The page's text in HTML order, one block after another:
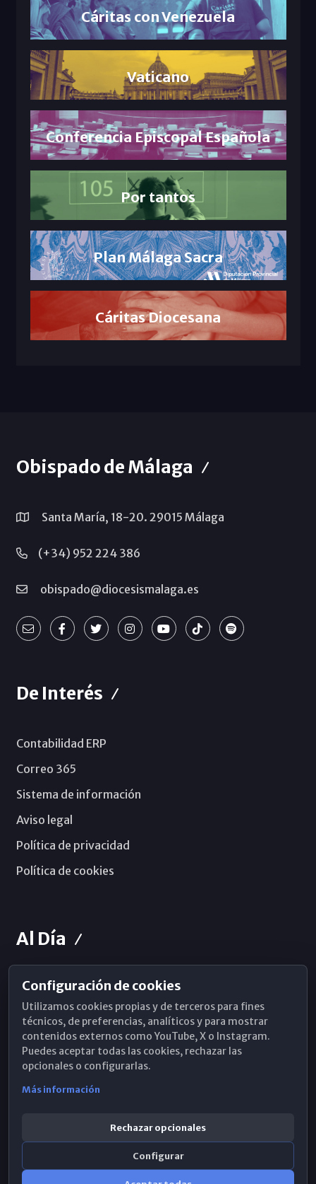
Cáritas con Venezuela
Vaticano
Conferencia Episcopal Española
Por tantos
Plan Málaga Sacra
Cáritas Diocesana
Obispado de Málaga
Santa María, 18-20. 29015 Málaga
(+34) 952 224 386
obispado@diocesismalaga.es
De Interés
Contabilidad ERP
Correo 365
Sistema de información
Aviso legal
Política de privacidad
Política de cookies
Al Día
Horarios de Misa
Hemeroteca
WhatsApp
Configuración de cookies
Utilizamos cookies propias y de terceros para fines
técnicos, de preferencias, analíticos y para mostrar
contenidos externos como YouTube, X o Instagram.
Puedes aceptar todas las cookies, rechazar las
opcionales o configurarlas.
Más información
Rechazar opcionales
Configurar